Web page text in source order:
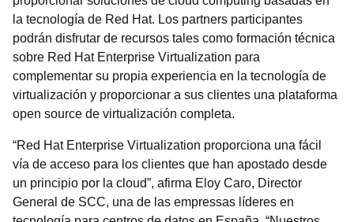
la tecnología de Red Hat. Los partners participantes
podrán disfrutar de recursos tales como formación técnica
sobre Red Hat Enterprise Virtualization para
complementar su propia experiencia en la tecnología de
virtualización y proporcionar a sus clientes una plataforma
open source de virtualización completa.
“Red Hat Enterprise Virtualization proporciona una fácil
vía de acceso para los clientes que han apostado desde
un principio por la cloud”, afirma Eloy Caro, Director
General de SCC, una de las empressas líderes en